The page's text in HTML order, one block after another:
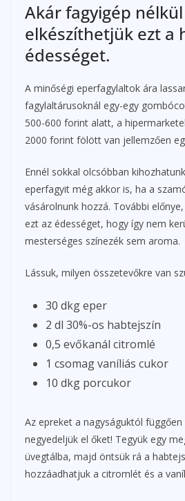
Akár fagyigép
elkészíthetjük ezt a
édességet.
A minőségi eperfagylaltok ára
fagylaltárusoknál egy-egy
500-600 forint alatt, a
2000 forint fölött van jellemzően
Ennél sokkal olcsóbban
eperfagyit még akkor is, ha a
vásárolnunk hozzá. További
ezt az édességet, hogy így nem
mesterséges színezék sem aroma.
Lássuk, milyen összetevőkre van
30 dkg eper
2 dl 30%-os habtejszín
0,5 evőkanál citromlé
1 csomag vaníliás cukor
10 dkg porcukor
Az epreket a nagyságuktól
negyedeljük el őket! Tegyük egy
üvegtálba, majd öntsük rá a
hozzáadhatjuk a citromlét és a